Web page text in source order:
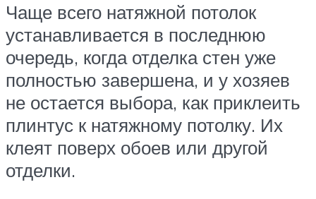
Чаще всего натяжной потолок
устанавливается в последнюю
очередь, когда отделка стен уже
полностью завершена, и у хозяев
не остается выбора, как приклеить
плинтус к натяжному потолку. Их
клеят поверх обоев или другой
отделки.